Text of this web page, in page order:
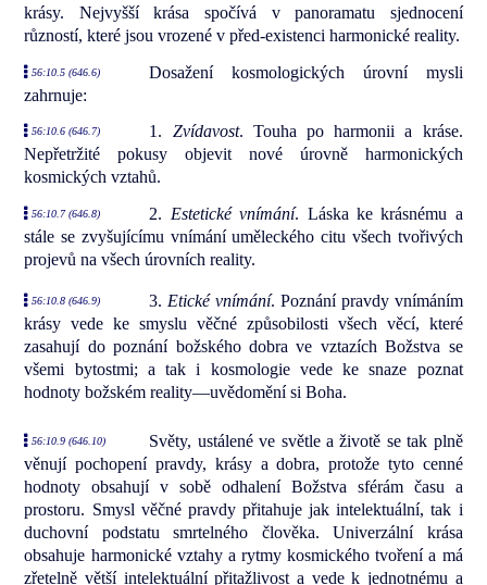
krásy. Nejvyšší krása spočívá v panoramatu sjednocení
růzností, které jsou vrozené v před-existenci harmonické reality.
56:10.5 (646.6)
Dosažení kosmologických úrovní mysli
zahrnuje:
56:10.6 (646.7) 1. Zvídavost. Touha po harmonii a kráse.
Nepřetržité pokusy objevit nové úrovně harmonických
kosmických vztahů.
56:10.7 (646.8) 2. Estetické vnímání. Láska ke krásnému a
stále se zvyšujícímu vnímání uměleckého citu všech tvořivých
projevů na všech úrovních reality.
56:10.8 (646.9) 3. Etické vnímání. Poznání pravdy vnímáním
krásy vede ke smyslu věčné způsobilosti všech věcí, které
zasahují do poznání božského dobra ve vztazích Božstva se
všemi bytostmi; a tak i kosmologie vede ke snaze poznat
hodnoty božském reality—uvědomění si Boha.
56:10.9 (646.10)
Světy, ustálené ve světle a životě se tak plně
věnují pochopení pravdy, krásy a dobra, protože tyto cenné
hodnoty obsahují v sobě odhalení Božstva sférám času a
prostoru. Smysl věčné pravdy přitahuje jak intelektuální, tak i
duchovní podstatu smrtelného člověka. Univerzální krása
obsahuje harmonické vztahy a rytmy kosmického tvoření a má
zřetelně větší intelektuální přitažlivost a vede k jednotnému a